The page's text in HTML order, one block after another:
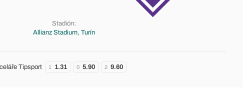
Stadión:
Allianz Stadium, Turín
Tipsport 1 1.31 0 5.90 2 9.60